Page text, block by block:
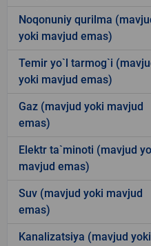
Noqonuniy qurilma
yoki mavjud emas)
Temir yo`l tarmog`i
yoki mavjud emas)
Gaz (mavjud yoki mavjud
emas)
Elektr ta`minoti (mavjud
mavjud emas)
Suv (mavjud yoki mavjud
emas)
Kanalizatsiya (mavjud yoki